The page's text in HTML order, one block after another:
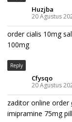
Huzjba
20 Agustus
order cialis 10mg
100mg
Reply
Cfysqo
20 Agustus
zaditor online order
imipramine 75mg